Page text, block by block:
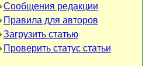
Сообщения редакции
Правила для авторов
Загрузить статью
Проверить статус статьи